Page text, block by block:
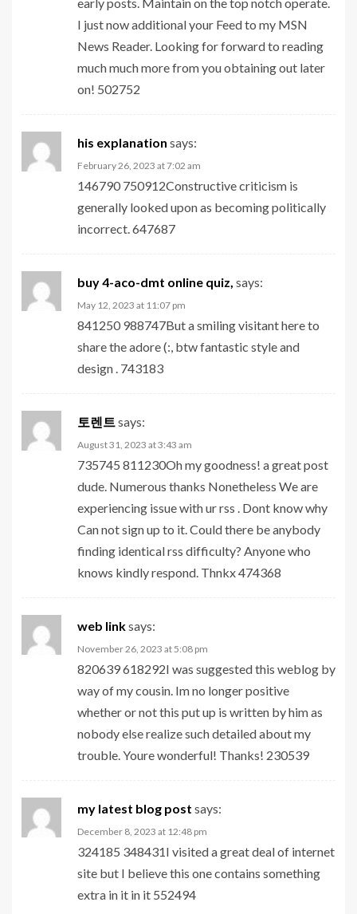
early posts. Maintain on the top notch operate.
I just now additional your Feed to my MSN
News Reader. Looking for forward to reading
much much more from you obtaining out later
on! 502752
his explanation says:
February 26, 2023 at 7:02 am
146790 750912Constructive criticism is
generally looked upon as becoming politically
incorrect. 647687
buy 4-aco-dmt online quiz, says:
May 12, 2023 at 11:07 pm
841250 988747But a smiling visitant here to
share the adore (:, btw fantastic style and
design . 743183
토렌트says:
August 31, 2023 at 3:43 am
735745 811230Oh my goodness! a great post
dude. Numerous thanks Nonetheless We are
experiencing issue with ur rss . Dont know why
Can not sign up to it. Could there be anybody
finding identical rss difficulty? Anyone who
knows kindly respond. Thnkx 474368
web linksays:
November 26, 2023 at 5:08 pm
820639 618292I was suggested this weblog by
way of my cousin. Im no longer positive
whether or not this put up is written by him as
nobody else realize such detailed about my
trouble. Youre wonderful! Thanks! 230539
my latest blog post says:
December 8, 2023 at 12:48 pm
324185 348431I visited a great deal of internet
site but I believe this one contains something
extra in it in it 552494